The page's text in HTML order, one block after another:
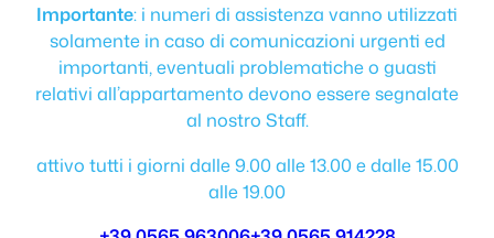
Importante: i numeri di assistenza vanno utilizzati
solamente in caso di comunicazioni urgenti ed
importanti, eventuali problematiche o guasti
relativi all’appartamento devono essere segnalate
al nostro Staff.
attivo tutti i giorni dalle 9.00 alle 13.00 e dalle 15.00
alle 19.00